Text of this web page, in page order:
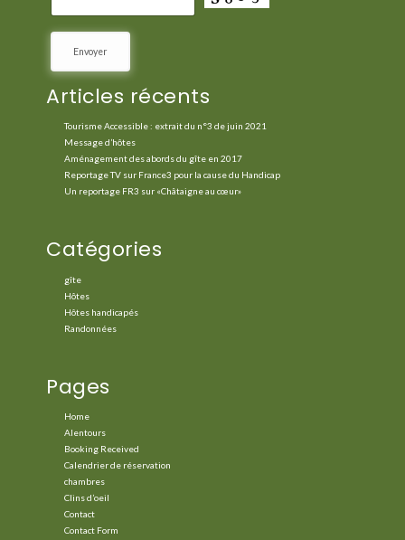
Articles récents
Tourisme Accessible : extrait du n°3 de juin 2021
Message d’hôtes
Aménagement des abords du gîte en 2017
Reportage TV sur France3 pour la cause du Handicap
Un reportage FR3 sur «Châtaigne au cœur»
Catégories
gîte
Hôtes
Hôtes handicapés
Randonnées
Pages
Home
Alentours
Booking Received
Calendrier de réservation
chambres
Clins d’oeil
Contact
Contact Form